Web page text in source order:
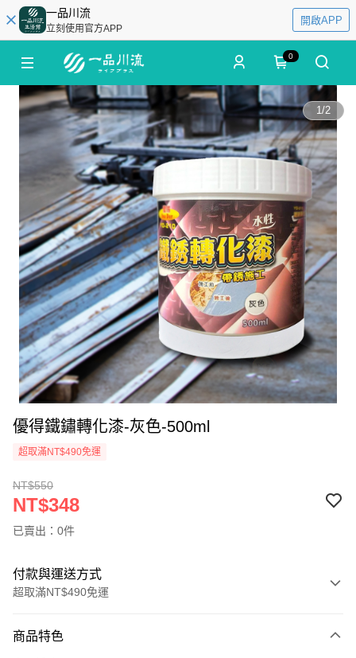
一品川流
立刻使用官方APP
開啟APP
0
1/2
優得鐵鏽轉化漆-灰色-500ml
超取滿NT$490免運
NT$550
NT$348
已賣出：0件
付款與運送方式
超取滿NT$490免運
信用卡一次付款
商品特色